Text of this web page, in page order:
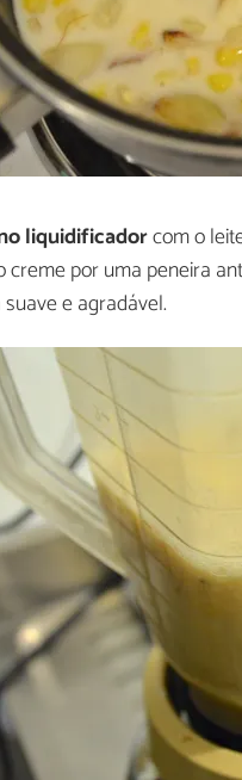
liquidificadorcom o
creme por uma peneira
e agradável.